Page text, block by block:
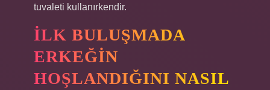
tuvaleti kullanırkendir.
İLK BULUŞMADA
ERKEĞIN
HOŞLANDIĞINI NASIL